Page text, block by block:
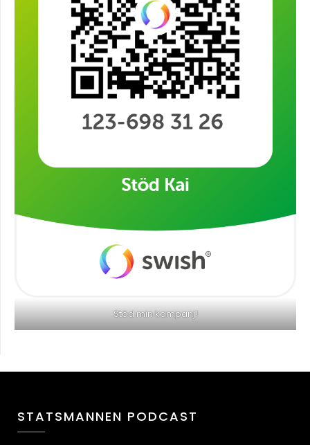
Stöd min kampanj!
STATSMANNEN PODCAST